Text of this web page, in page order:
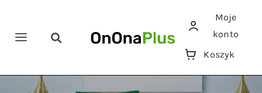
zawartości
ToggleToggle
Moje
konto
Koszyk